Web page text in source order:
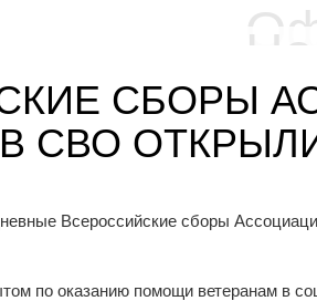
Самые
-
-мира
Хотите
Просто
СБОРЫ
СВО
Всероссийские сборы
по оказанию помощи ветеранам в